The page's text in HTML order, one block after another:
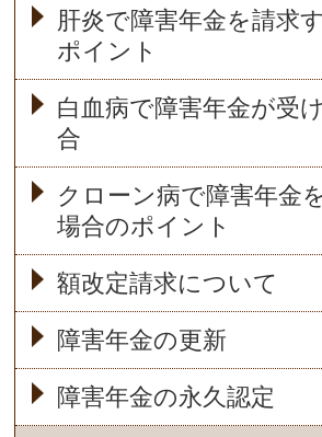
肝炎で障害年金を請求
ポイント
白血病で障害年金が受
合
クローン病で障害年金
場合のポイント
額改定請求について
障害年金の更新
障害年金の永久認定